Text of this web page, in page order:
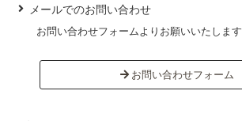
メールでのお問い合わせ
お問い合わせフォームよりお願いいたします
お問い合わせフォーム